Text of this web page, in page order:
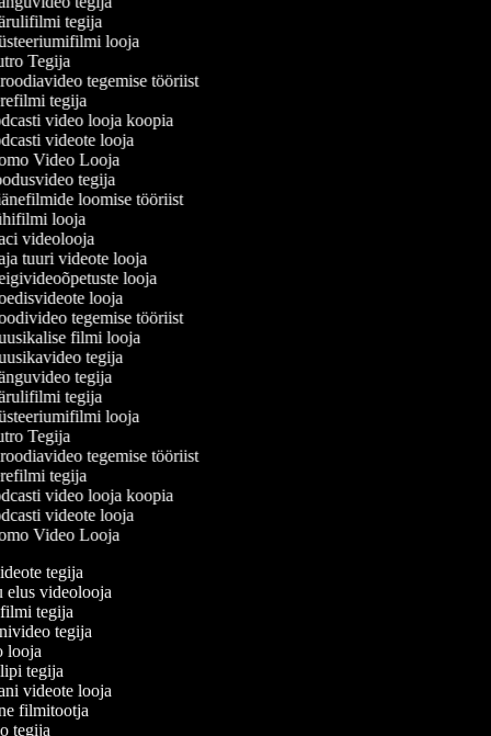
tegija
looja
Tegija
tegemise tööriist
tegija
video looja koopia
videote looja
Video Looja
tegija
loomise tööriist
looja
videolooja
tuuri videote looja
looja
looja
tegemise tööriist
filmi looja
tegija
tegija
tegija
looja
Tegija
tegemise tööriist
tegija
video looja koopia
videote looja
Video Looja
tegija
elus videolooja
filmi tegija
tegija
looja
tegija
videote looja
filmitootja
tegija